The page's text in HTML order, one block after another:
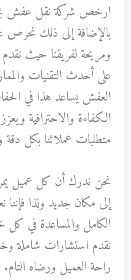
ارخص شركة نقل عفش
بالإضافة إلى ذلك نحرص
ومريحة لفريقنا حيث
على أحدث التقنيات
العفش يساعد هذا في
الكفاءة والاحترافية
متطلبات عملائنا بكل دقة
نحن ندرك أن كل عميل يمر
إلى مكان جديد ولذا فإننا
الكامل والمساعدة في
نقدم استشارات شاملة
راحة العميل ورضاه التام.